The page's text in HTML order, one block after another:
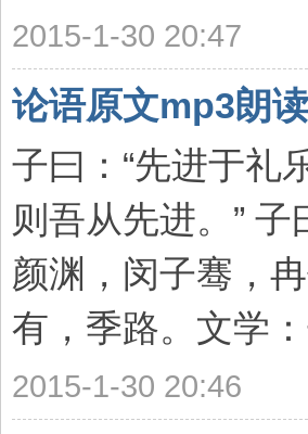
2015-1-30 20:47
论语原文mp3朗
子曰：“先进于礼
则吾从先进。”
颜渊，闵子骞，
有，季路。文学
2015-1-30 20:46